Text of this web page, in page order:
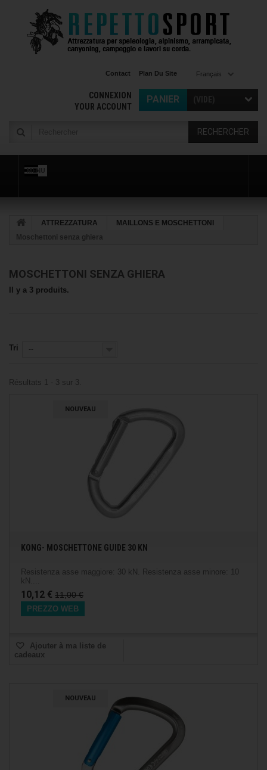
Français
Contact Plan Du Site
PANIER
CONNEXION
YOUR ACCOUNT
RECHERCHER
MENU
ATTREZZATURA
MAILLONS E MOSCHETTONI
Moschettoni senza ghiera
MOSCHETTONI SENZA GHIERA
Il y a 3 produits.
Tri --
Résultats 1 - 3 sur 3.
NOUVEAU
KONG- MOSCHETTONE GUIDE 30 KN
Resistenza asse maggiore: 30 kN. Resistenza asse minore: 10
kN....
10,12 € 11,00 €
PREZZO WEB
Ajouter à ma liste de
cadeaux
NOUVEAU